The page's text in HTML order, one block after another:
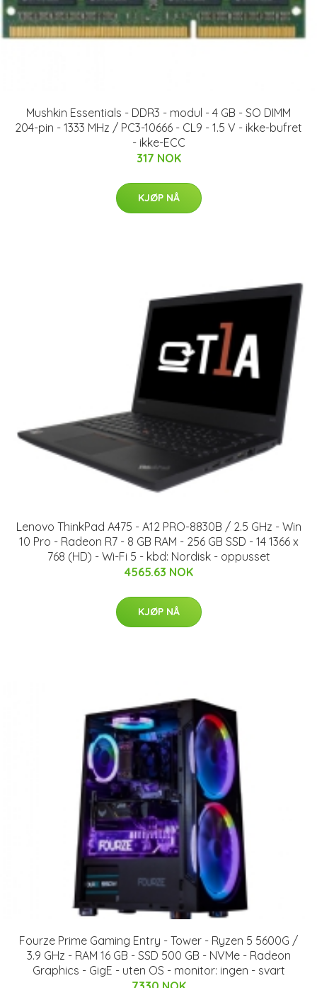
Mushkin Essentials - DDR3 - modul - 4 GB - SO DIMM
204-pin - 1333 MHz / PC3-10666 - CL9 - 1.5 V - ikke-bufret
- ikke-ECC
317 NOK
KJØP NÅ
Lenovo ThinkPad A475 - A12 PRO-8830B / 2.5 GHz - Win
10 Pro - Radeon R7 - 8 GB RAM - 256 GB SSD - 14 1366 x
768 (HD) - Wi-Fi 5 - kbd: Nordisk - oppusset
4565.63 NOK
KJØP NÅ
Fourze Prime Gaming Entry - Tower - Ryzen 5 5600G /
3.9 GHz - RAM 16 GB - SSD 500 GB - NVMe - Radeon
Graphics - GigE - uten OS - monitor: ingen - svart